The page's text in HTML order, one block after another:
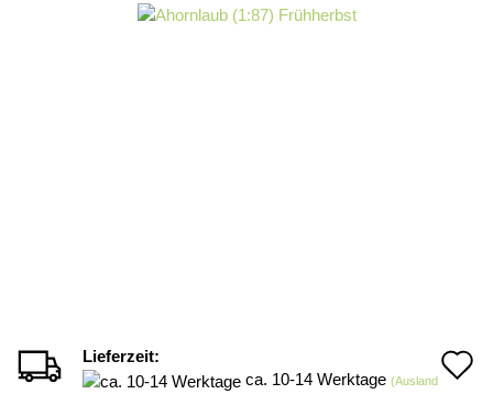
Lieferzeit:
ca. 10-14 Werktage (Ausland